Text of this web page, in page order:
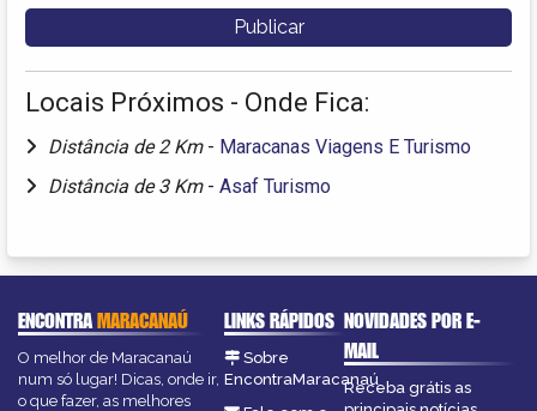
Locais Próximos - Onde Fica:
Distância de 2 Km - Maracanas Viagens E Turismo
Distância de 3 Km - Asaf Turismo
ENCONTRAMARACANAÚ
O melhor de Maracanaú
num só lugar! Dicas, onde ir,
o que fazer, as melhores
LINKS RÁPIDOS
Sobre
EncontraMaracanaú
NOVIDADES POR E-
MAIL
Receba grátis as